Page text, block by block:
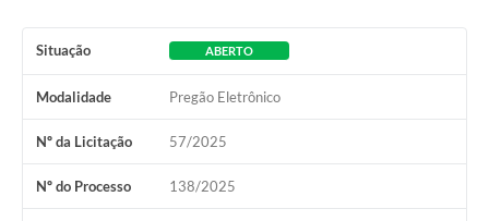
Situação ABERTO
Modalidade Pregão Eletrônico
Nº da Licitação 57/2025
Nº do Processo 138/2025